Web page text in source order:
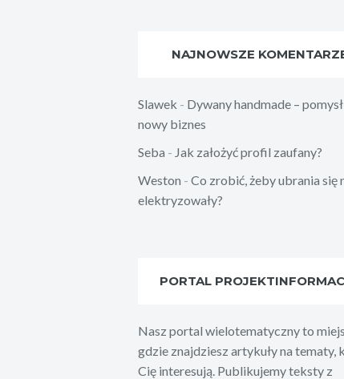
NAJNOWSZE
Slawek - Dywany handmade –
nowy biznes
Seba - Jak założyć profil zaufany?
Weston - Co zrobić, żeby ubrania się
elektryzowały?
PORTAL
Nasz portal wielotematyczny to
gdzie znajdziesz artykuły na tematy,
Cię interesują. Publikujemy teksty z